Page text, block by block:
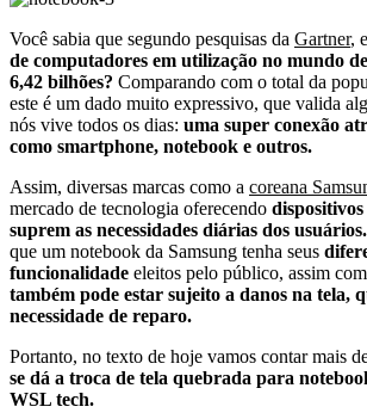
Você sabia que segundo pesquisas da Gartner,
de computadores em utilização no mundo
6,42 bilhões? Comparando com o total da
este é um dado muito expressivo, que valida
nós vive todos os dias: uma super conexão
como smartphone, notebook e outros.
Assim, diversas marcas como a coreana
mercado de tecnologia oferecendo
suprem as necessidades diárias dos usuários.
que um notebook da Samsung tenha seus
funcionalidade eleitos pelo público, assim
também pode estar sujeito a danos na tela,
necessidade de reparo.
Portanto, no texto de hoje vamos contar mais
se dá a troca de tela quebrada para
WSL tech.